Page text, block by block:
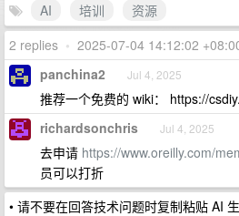
AI 培训
资源
2 replies • 2025-07-04 14:12:02
panchina2 Jul 4, 2025
推荐一个免费的 wiki： https://
richardsonchris Jul 4, 2025
去申请 https://www.oreilly.com/
员可以打折
• 请不要在回答技术问题时复制粘贴 AI